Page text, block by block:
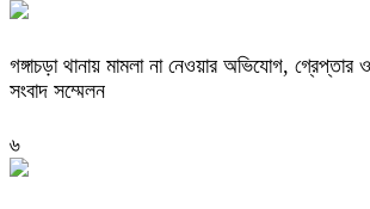
গঙ্গাচড়া থানায় মামলা না নেওয়ার অভিযোগ, গ্রেপ্তার
সংবাদ সম্মেলন
৬